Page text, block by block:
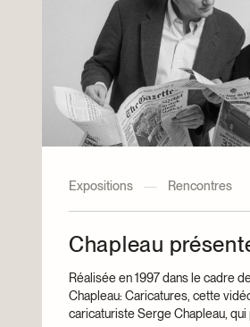
Expositions — Rencontres
Chapleau
Réalisée en 1997 dans le cadre
Chapleau: Caricatures, cette
caricaturiste Serge Chapleau, qui